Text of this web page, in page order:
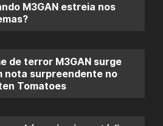
M3GAN estreia nos
de terror M3GAN surge
nota surpreendente no
Tomatoes